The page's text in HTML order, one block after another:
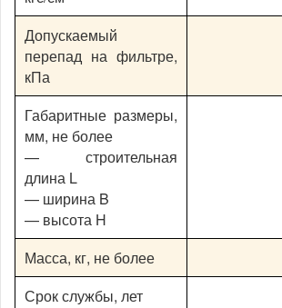
Допускаемый
перепад на фильтре,
кПа
Габаритные размеры,
мм, не более
— строительная
длина L
— ширина B
— высота H
Масса, кг, не более
Срок службы, лет